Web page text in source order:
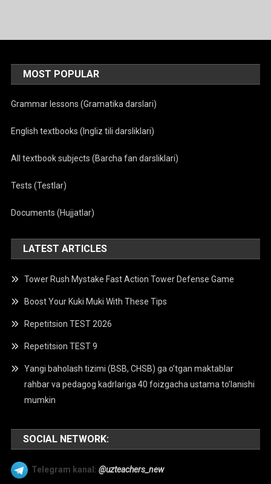
MOST POPULAR
Grammar lessons (Gramatika darslari)
English textbooks (Ingliz tili darsliklari)
All textbook subjects (Barcha fan darsliklari)
Tests (Testlar)
Documents (Hujjatlar)
LATEST ARTICLES
Tower Rush Mystake Fast Action Tower Defense Game
Boost Your Kuki Muki With These Tips
Repetitsion TEST 2026
Repetitsion TEST 9
Yangi baholash tizimi (BSB, CHSB) ga o’tgan maktablar
rahbar va pedagog kadrlariga 40 foizgacha ustama to’lanishi
mumkin
SOCIAL NETWORK:
Telegram kanal: @uzteachers_new